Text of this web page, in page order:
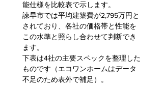
能仕様を比較表で示します。
諫早市では平均建築費が2,795万円と
されており、各社の価格帯と性能を
この水準と照らし合わせて判断でき
ます。
下表は4社の主要スペックを整理した
ものです（エコワンホームはデータ
不足のため表外で補足）。